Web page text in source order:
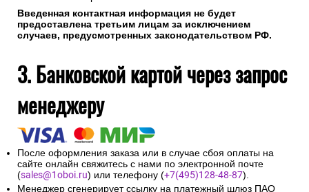
Введенная контактная информация не будет
предоставлена третьим лицам за исключением
случаев, предусмотренных законодательством РФ.
3. Банковской картой через запрос
менеджеру
После оформления заказа или в случае сбоя оплаты на
сайте онлайн свяжитесь с нами по электронной почте
(sales@1oboi.ru) или телефону (+7(495)128-48-87).
Менеджер сгенерирует ссылку на платежный шлюз ПАО